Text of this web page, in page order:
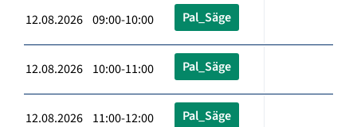
12.08.2026 09:00-10:00 Pal_Säge
12.08.2026 10:00-11:00 Pal_Säge
12.08.2026 11:00-12:00 Pal_Säge